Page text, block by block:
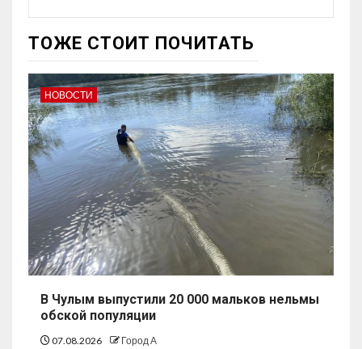
ТОЖЕ СТОИТ ПОЧИТАТЬ
НОВОСТИ
В Чулым выпустили 20 000 мальков нельмы
обской популяции
07.08.2026 Город А